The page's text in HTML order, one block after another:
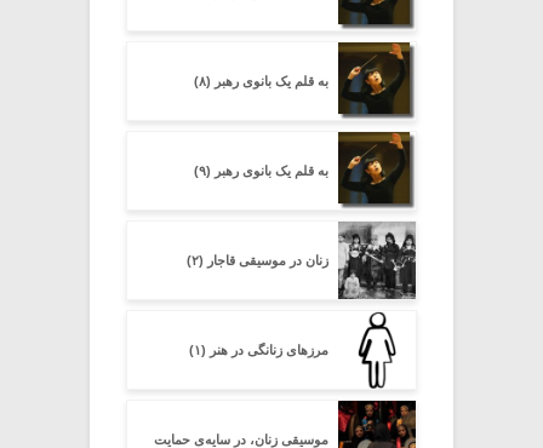
به قلم یک بانوی رهبر (۸)
به قلم یک بانوی رهبر (۹)
زنان در موسیقی قاجار (۲)
مرزهای زنانگی در هنر (۱)
موسیقی زنان، در سایه‌ی حمایت